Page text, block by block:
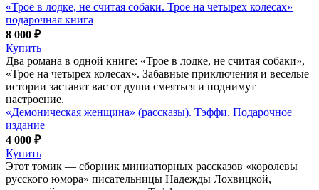
«Трое в лодке, не считая собаки. Трое на четырех колесах»
подарочная книга
8 000 ₽
Купить
Два романа в одной книге: «Трое в лодке, не считая собаки»,
«Трое на четырех колесах». Забавные приключения и веселые
истории заставят вас от души смеяться и поднимут
настроение.
«Демоническая женщина» (рассказы). Тэффи. Подарочное
издание
4 000 ₽
Купить
Этот томик — сборник миниатюрных рассказов «королевы
русского юмора» писательницы Надежды Лохвицкой,